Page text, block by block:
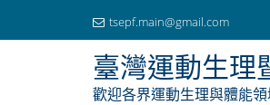
tsepf.main@gmail.com
臺灣運動生理
歡迎各界運動生理與體能